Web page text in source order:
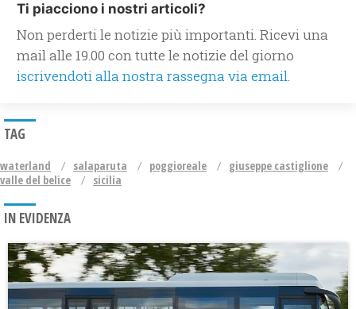
Ti piacciono i nostri articoli?
Non perderti le notizie più importanti. Ricevi una
mail alle 19.00 con tutte le notizie del giorno
iscrivendoti alla nostra rassegna via email.
TAG
waterland salaparuta poggioreale
giuseppe castiglione
valle del belice
sicilia
IN EVIDENZA